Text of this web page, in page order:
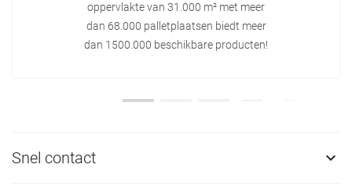
oppervlakte van 31.000 m² met meer
dan 68.000 palletplaatsen biedt meer
dan 1500.000 beschikbare producten!
Snel contact 